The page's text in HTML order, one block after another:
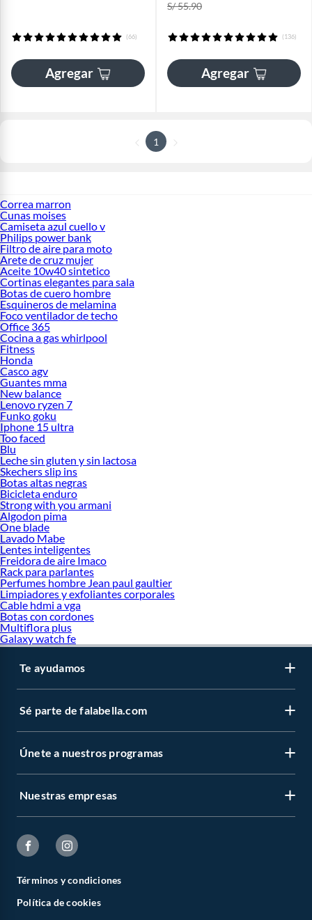
(66)
Agregar
S/ 55.90
(136)
Agregar
1
Correa marron
Cunas moises
Camiseta azul cuello v
Philips power bank
Filtro de aire para moto
Arete de cruz mujer
Aceite 10w40 sintetico
Cortinas elegantes para sala
Botas de cuero hombre
Esquineros de melamina
Foco ventilador de techo
Office 365
Cocina a gas whirlpool
Fitness
Honda
Casco agv
Guantes mma
New balance
Lenovo ryzen 7
Funko goku
Iphone 15 ultra
Too faced
Blu
Leche sin gluten y sin lactosa
Skechers slip ins
Botas altas negras
Bicicleta enduro
Strong with you armani
Algodon pima
One blade
Lavado Mabe
Lentes inteligentes
Freidora de aire Imaco
Rack para parlantes
Perfumes hombre Jean paul gaultier
Limpiadores y exfoliantes corporales
Cable hdmi a vga
Botas con cordones
Multiflora plus
Galaxy watch fe
Te ayudamos
Sé parte de falabella.com
Únete a nuestros programas
Nuestras empresas
Términos y condiciones
Política de cookies